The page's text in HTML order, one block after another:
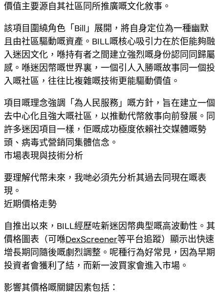
價值主要源自其社區同所推廣嘅文化敘事。
該項目圍繞角色「Bill」展開，將自身定位為一種幽默
且由社區驅動嘅資產。BILL嘅核心吸引力在於佢能夠融
入迷因文化，喺持有者之間建立強烈嘅身份認同同歸屬
感。喺迷因幣嘅世界裏，一個引人入勝嘅故事同一個投
入嘅社區，往往比複雜嘅技術更能驅動價值。
項目嘅理念強調「為人民服務」嘅方針，旨在建立一個
去中心化且強大嘅社區，以推動代幣敘事向前發展。同
許多迷因項目一樣，佢嘅成功極度依賴社交媒體嘅勢
頭、病毒式營銷同集體信念。
市場表現與技術分析
要理解代幣未來 ，我哋必須先分析其過去同現在嘅表
現。
近期價格走勢
自推出以來，BILL經歷咗新迷因幣典型嘅高波動性。其
價格圖表（可喺DexScreener等平台追蹤）顯示出快速
增長期同隨後嘅劇烈調整。呢種行為好常見，因為早期
投資者會獲利了結，而新一波買家會進入市場。
影響其價格嘅關鍵因素包括：